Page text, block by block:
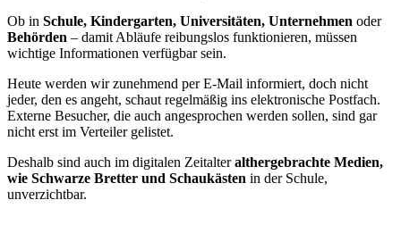
Ob in Schule, Kindergarten, Universitäten, Unternehmen oder
Behörden – damit Abläufe reibungslos funktionieren, müssen
wichtige Informationen verfügbar sein.
Heute werden wir zunehmend per E-Mail informiert, doch nicht
jeder, den es angeht, schaut regelmäßig ins elektronische Postfach.
Externe Besucher, die auch angesprochen werden sollen, sind gar
nicht erst im Verteiler gelistet.
Deshalb sind auch im digitalen Zeitalteralthergebrachte Medien,
wie Schwarze Bretter und Schaukästen in der Schule,
unverzichtbar.